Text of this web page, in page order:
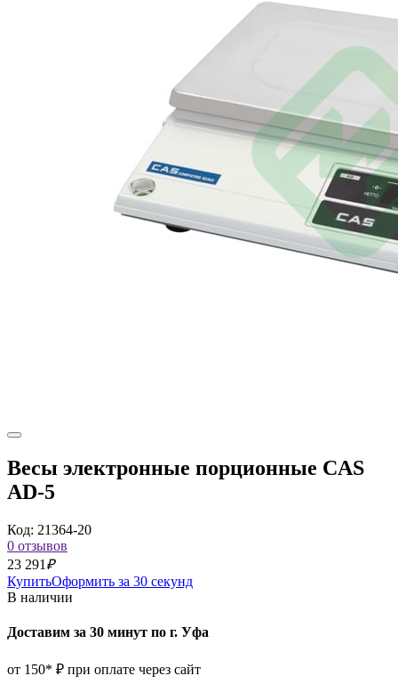
Весы электронные порционные CAS
AD-5
Код: 21364-20
0 отзывов
23 291₽
КупитьОформить за 30 секунд
В наличии
Доставим за 30 минут по г. Уфа
от 150* ₽ при оплате через сайт